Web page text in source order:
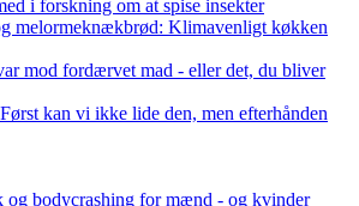
i forskning om at spise insekter
melormeknækbrød: Klimavenligt køkken
mod fordærvet mad - eller det, du bliver
kan vi ikke lide den, men efterhånden
og bodycrashing for mænd - og kvinder